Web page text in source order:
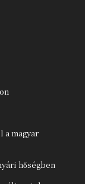
a magyar
hőségben